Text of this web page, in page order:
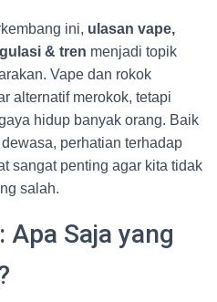
ini, ulasan vape,
& tren menjadi topik
Vape dan rokok
alternatif merokok, tetapi
hidup banyak orang. Baik
perhatian terhadap
sangat penting agar kita tidak
salah.
Apa Saja yang